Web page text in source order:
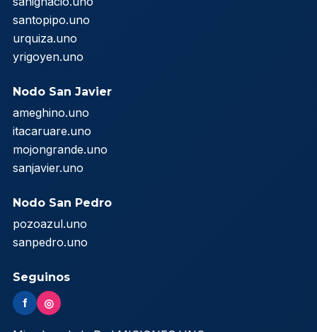
santopipo.uno
urquiza.uno
yrigoyen.uno
Nodo San Javier
ameghino.uno
itacaruare.uno
mojongrande.uno
sanjavier.uno
Nodo San Pedro
pozoazul.uno
sanpedro.uno
Seguinos
f ◎